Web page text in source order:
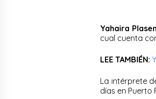
Yahaira
cual cuenta
LEE TAMBIÉN:
La intérprete
días en Puerto